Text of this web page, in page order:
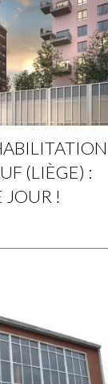
(LIÈGE) :
JOUR !